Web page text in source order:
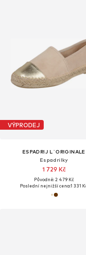
VÝPRODEJ
ESPADRIJ L´ORIGINALE
Espadrilky
1 729 Kč
Původně: 2 479 Kč
Poslední nejnižší cena:1 331